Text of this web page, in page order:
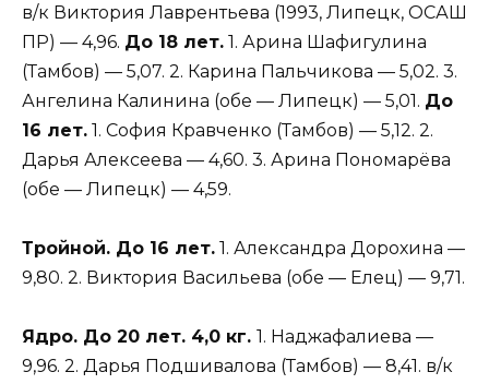
в/к Виктория Лаврентьева (1993, Липецк, ОСАШ
ПР) — 4,96. До 18 лет. 1. Арина Шафигулина
(Тамбов) — 5,07. 2. Карина Пальчикова — 5,02. 3.
Ангелина Калинина (обе — Липецк) — 5,01. До
16 лет. 1. София Кравченко (Тамбов) — 5,12. 2.
Дарья Алексеева — 4,60. 3. Арина Пономарёва
(обе — Липецк) — 4,59.
Тройной. До 16 лет. 1. Александра Дорохина —
9,80. 2. Виктория Васильева (обе — Елец) — 9,71.
Ядро. До 20 лет. 4,0 кг. 1. Наджафалиева —
9,96. 2. Дарья Подшивалова (Тамбов) — 8,41. в/к